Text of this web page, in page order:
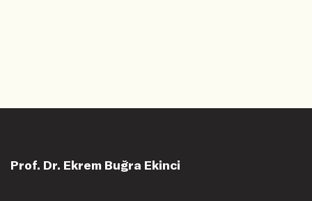
Prof. Dr. Ekrem Buğra Ekinci